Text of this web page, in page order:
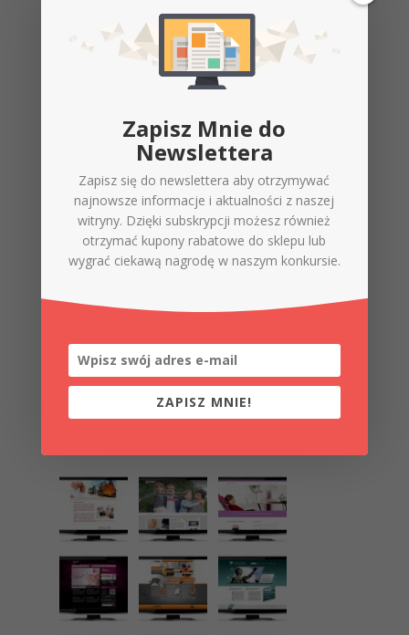
Zapisz Mnie do
Newslettera
Zapisz się do newslettera, aby
otrzymywać kupony rabatowe i informacje
o promocjach.
ZAPISZ MNIE!
Zapisz Mnie do
Newslettera
Zapisz się do newslettera aby otrzymywać
najnowsze informacje i aktualności z naszej
witryny. Dzięki subskrypcji możesz również
otrzymać kupony rabatowe do sklepu lub
wygrać ciekawą nagrodę w naszym konkursie.
ZAPISZ MNIE!